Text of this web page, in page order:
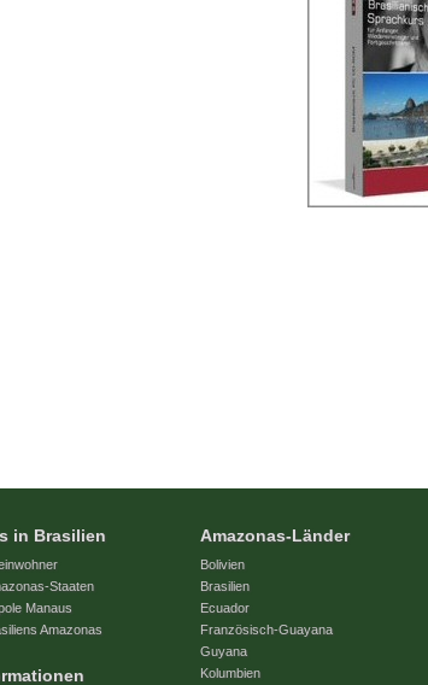
in Brasilien
Staaten
Manaus
Amazonas
Amazonas-Länder
Bolivien
Brasilien
Ecuador
Französisch-Guayana
Guyana
Kolumbien